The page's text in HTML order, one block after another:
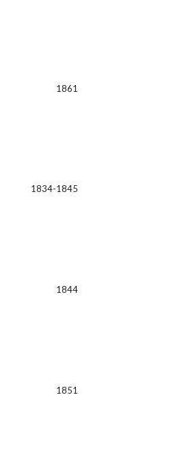
1861
1834-1845
1844
1851